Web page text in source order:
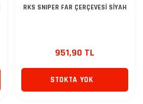
RKS SNIPER FAR ÇERÇEVESİ SİYAH
951,90 TL
STOKTA YOK